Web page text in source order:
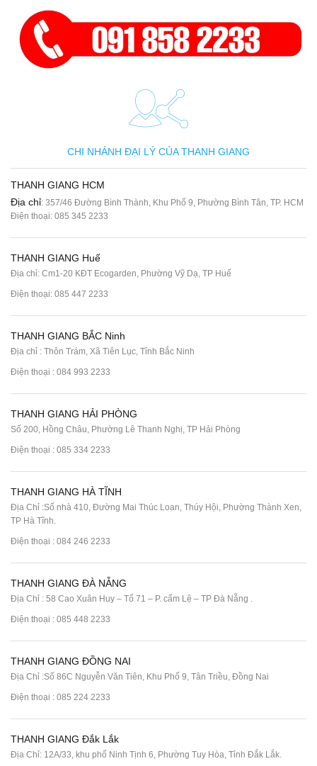
CHI NHÁNH ĐẠI LÝ CỦA THANH GIANG
THANH GIANG HCM
Địa chỉ: 357/46 Đường Bình Thành, Khu Phố 9, Phường Bình Tân, TP. HCM
Điện thoại: 085 345 2233
THANH GIANG Huế
Địa chỉ: Cm1-20 KĐT Ecogarden, Phường Vỹ Dạ, TP Huế
Điện thoại: 085 447 2233
THANH GIANG BẮC Ninh
Địa chỉ : Thôn Trám, Xã Tiên Lục, Tỉnh Bắc Ninh
Điện thoại : 084 993 2233
THANH GIANG HẢI PHÒNG
Số 200, Hồng Châu, Phường Lê Thanh Nghị, TP Hải Phòng
Điện thoại : 085 334 2233
THANH GIANG HÀ TĨNH
Địa Chỉ :Số nhà 410, Đường Mai Thúc Loan, Thúy Hội, Phường Thành Xen,
TP Hà Tĩnh.
Điện thoại : 084 246 2233
THANH GIANG ĐÀ NẴNG
Địa Chỉ : 58 Cao Xuân Huy – Tổ 71 – P. cẩm Lệ – TP Đà Nẵng .
Điện thoại : 085 448 2233
THANH GIANG ĐỒNG NAI
Địa Chỉ :Số 86C Nguyễn Văn Tiên, Khu Phố 9, Tân Triều, Đồng Nai
Điện thoại : 085 224 2233
THANH GIANG Đắk Lắk
Địa Chỉ: 12A/33, khu phố Ninh Tịnh 6, Phường Tuy Hòa, Tỉnh Đắk Lắk.